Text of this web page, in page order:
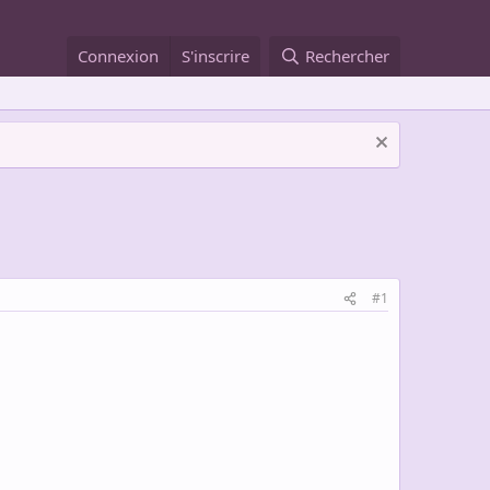
Connexion S'inscrire Rechercher
#1